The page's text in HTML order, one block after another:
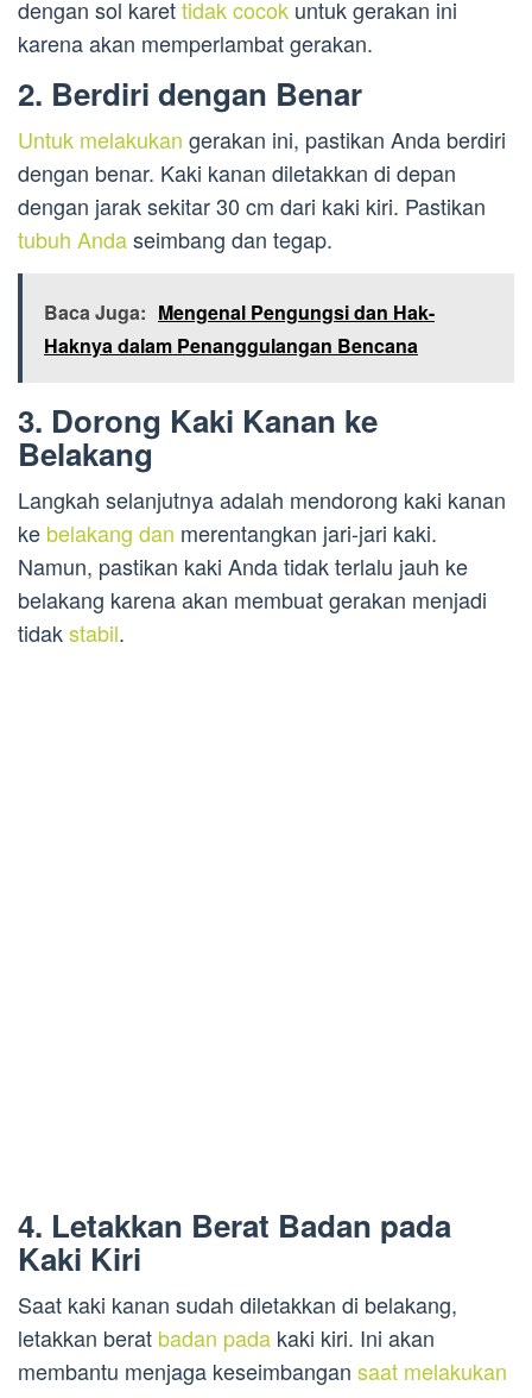
dengan sol karettidak cocok untuk gerakan ini
karena akan memperlambat gerakan.
2. Berdiri dengan Benar
Untuk melakukan gerakan ini, pastikan Anda berdiri
dengan benar. Kaki kanan diletakkan di depan
dengan jarak sekitar 30 cm dari kaki kiri. Pastikan
tubuh Andaseimbang dan tegap.
Baca Juga: Mengenal Pengungsi dan Hak-
Haknya dalam Penanggulangan Bencana
3. Dorong Kaki Kanan ke
Belakang
Langkah selanjutnya adalah mendorong kaki kanan
ke belakang dan merentangkan jari-jari kaki.
Namun, pastikan kaki Anda tidak terlalu jauh ke
belakang karena akan membuat gerakan menjadi
tidakstabil.
4. Letakkan Berat Badan pada
Kaki Kiri
Saat kaki kanan sudah diletakkan di belakang,
letakkan berat badan pada kaki kiri. Ini akan
membantu menjaga keseimbangan saat melakukan